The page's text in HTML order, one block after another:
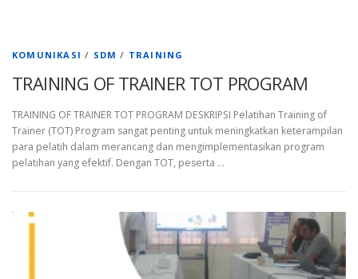
KOMUNIKASI / SDM / TRAINING
TRAINING OF TRAINER TOT PROGRAM
TRAINING OF TRAINER TOT PROGRAM DESKRIPSI Pelatihan Training of
Trainer (TOT) Program sangat penting untuk meningkatkan keterampilan
para pelatih dalam merancang dan mengimplementasikan program
pelatihan yang efektif. Dengan TOT, peserta …